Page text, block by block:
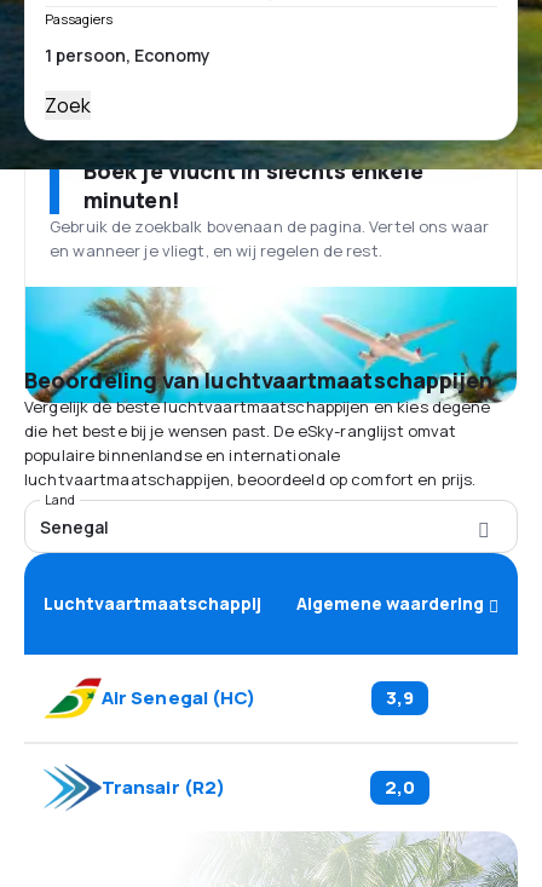
Passagiers
Zoek
Boek je vlucht in slechts enkele
minuten!
Gebruik de zoekbalk bovenaan de pagina. Vertel ons waar
en wanneer je vliegt, en wij regelen de rest.
Beoordeling van luchtvaartmaatschappijen
Vergelijk de beste luchtvaartmaatschappijen en kies degene
die het beste bij je wensen past. De eSky-ranglijst omvat
populaire binnenlandse en internationale
luchtvaartmaatschappijen, beoordeeld op comfort en prijs.
Land
Senegal
Luchtvaartmaatschappij Algemene waardering
Air Senegal(HC) 3,9
Transair (R2) 2,0